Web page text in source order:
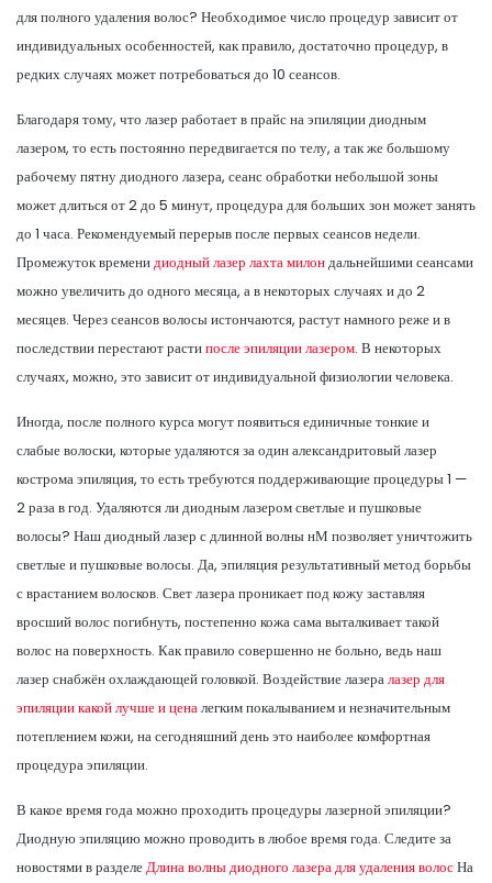
для полного удаления волос? Необходимое число процедур зависит от
индивидуальных особенностей, как правило, достаточно процедур, в
редких случаях может потребоваться до 10 сеансов.
Благодаря тому, что лазер работает в прайс на эпиляции диодным
лазером, то есть постоянно передвигается по телу, а так же большому
рабочему пятну диодного лазера, сеанс обработки небольшой зоны
может длиться от 2 до 5 минут, процедура для больших зон может занять
до 1 часа. Рекомендуемый перерыв после первых сеансов недели.
Промежуток временидиодный лазер лахта милондальнейшими сеансами
можно увеличить до одного месяца, а в некоторых случаях и до 2
месяцев. Через сеансов волосы истончаются, растут намного реже и в
последствии перестают растипосле эпиляции лазером. В некоторых
случаях, можно, это зависит от индивидуальной физиологии человека.
Иногда, после полного курса могут появиться единичные тонкие и
слабые волоски, которые удаляются за один александритовый лазер
кострома эпиляция, то есть требуются поддерживающие процедуры 1 —
2 раза в год. Удаляются ли диодным лазером светлые и пушковые
волосы? Наш диодный лазер с длинной волны нМ позволяет уничтожить
светлые и пушковые волосы. Да, эпиляция результативный метод борьбы
с врастанием волосков. Свет лазера проникает под кожу заставляя
вросший волос погибнуть, постепенно кожа сама выталкивает такой
волос на поверхность. Как правило совершенно не больно, ведь наш
лазер снабжён охлаждающей головкой. Воздействие лазералазер для
эпиляции какой лучше и ценалегким покалыванием и незначительным
потеплением кожи, на сегодняшний день это наиболее комфортная
процедура эпиляции.
В какое время года можно проходить процедуры лазерной эпиляции?
Диодную эпиляцию можно проводить в любое время года. Следите за
новостями в разделеДлина волны диодного лазера для удаления волосНа